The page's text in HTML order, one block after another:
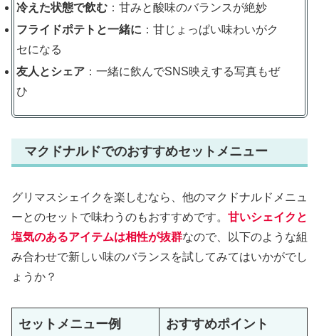
冷えた状態で飲む ：甘みと酸味のバランスが絶妙
フライドポテトと一緒に ：甘じょっぱい味わいがク
セになる
友人とシェア ：一緒に飲んでSNS映えする写真もぜ
ひ
マクドナルドでのおすすめセットメニュー
グリマスシェイクを楽しむなら、他のマクドナルドメニュ
ーとのセットで味わうのもおすすめです。 甘いシェイクと
塩気のあるアイテムは相性が抜群なので、以下のような組
み合わせで新しい味のバランスを試してみてはいかがでし
ょうか？
セットメニュー例 おすすめポイント